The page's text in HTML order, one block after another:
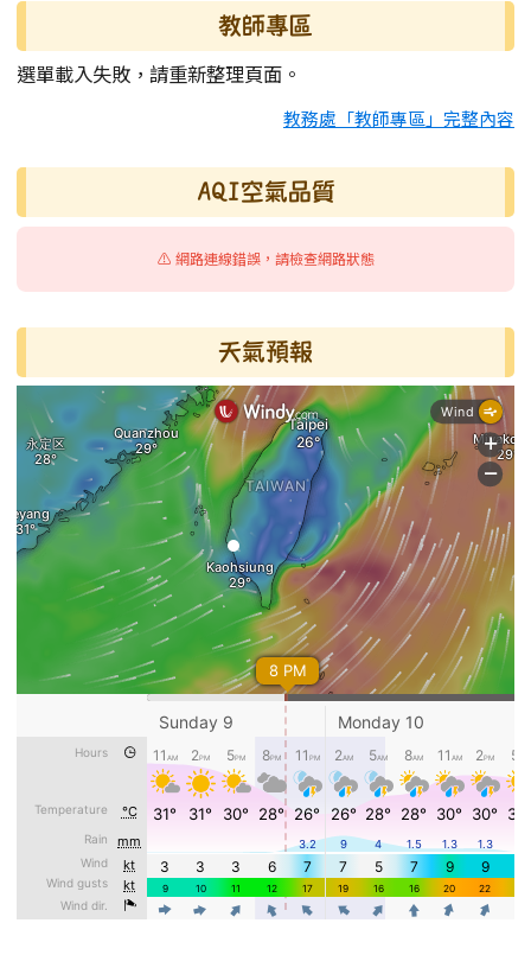
教師專區
選單載入失敗，請重新整理頁面。
教務處「教師專區」完整內容
AQI空氣品質
⚠️ 網路連線錯誤，請檢查網路狀態
天氣預報